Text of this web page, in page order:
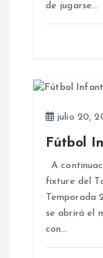
de jugarse…
julio 20,
Fútbol
A
fixture del
Temporada
se abrirá el
con…